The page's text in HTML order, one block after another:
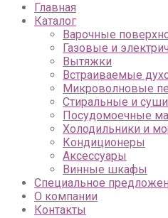
Главная
Каталог
Варочные
Газовые и
Вытяжки
Встраиваемые
Микроволновые
Стиральные и
Посудомоечные
Холодильники и
Кондиционеры
Аксессуары
Винные шкафы
Специальное
О компании
Контакты